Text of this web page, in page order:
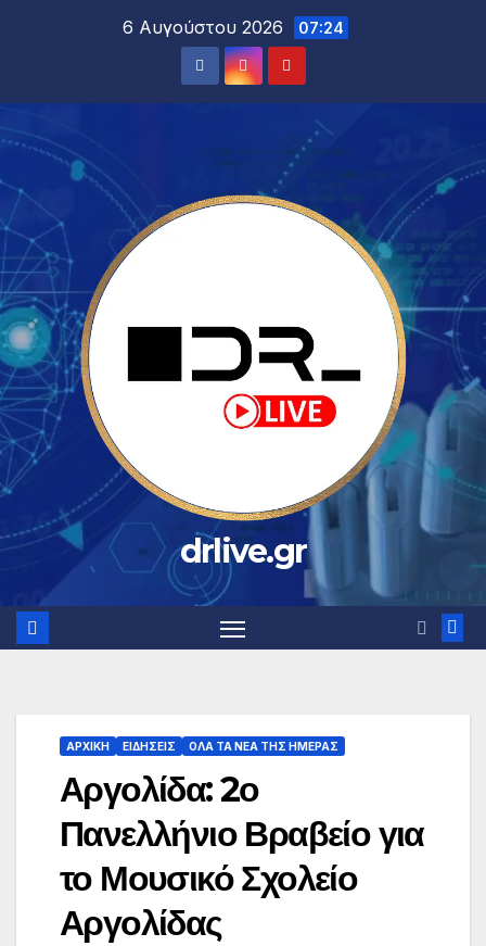
6 Αυγούστου 2026 07:24
drlive.gr
ΑΡΧΙΚΗ ΕΙΔΗΣΕΙΣ ΟΛΑ ΤΑ ΝΕΑ ΤΗΣ ΗΜΕΡΑΣ
Αργολίδα: 2ο
Πανελλήνιο Βραβείο για
το Μουσικό Σχολείο
Αργολίδας